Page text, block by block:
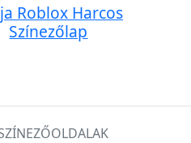
Roblox Harcos
Színezőlap